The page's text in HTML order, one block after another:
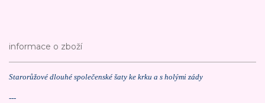
informace o zboží
Starorůžové dlouhé společenské šaty ke krku a s holými zády
---